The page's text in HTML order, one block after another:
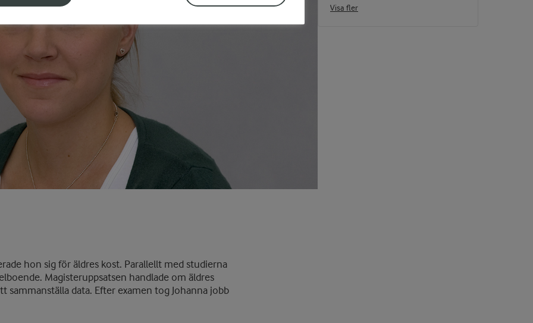
Visa fler
hon sig för äldres kost. Parallellt med studierna
Magisteruppsatsen handlade om äldres
data. Efter examen tog Johanna jobb